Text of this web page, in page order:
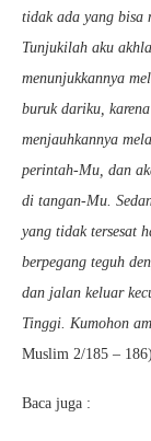
tidak ada yang bisa
Tunjukilah aku
menunjukkannya
buruk dariku,
menjauhkannya
perintah-Mu, dan
di tangan-Mu.
yang tidak tersesat
berpegang teguh
dan jalan keluar
Tinggi. Kumohon
Muslim 2/185 – 186)
Baca juga :